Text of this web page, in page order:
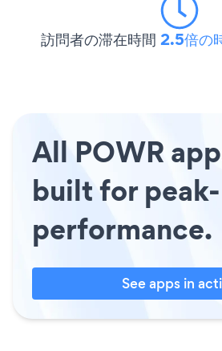
訪問者の滞在時間 2.5倍の
All POWR
built for peak-
performance.
See apps in